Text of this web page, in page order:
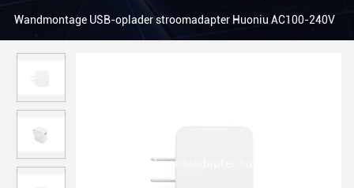
Wandmontage USB-oplader stroomadapter Huoniu AC100-240V